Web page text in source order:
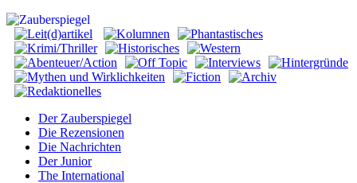
Der Zauberspiegel
Die Rezensionen
Die Nachrichten
Der Junior
The International